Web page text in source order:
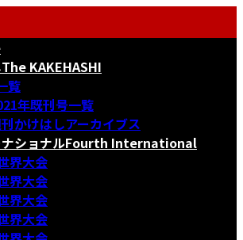
The KAKEHASHI
覧
年既刊号一覧
かけはしアーカイブス
ショナルFourth International
界大会
界大会
界大会
界大会